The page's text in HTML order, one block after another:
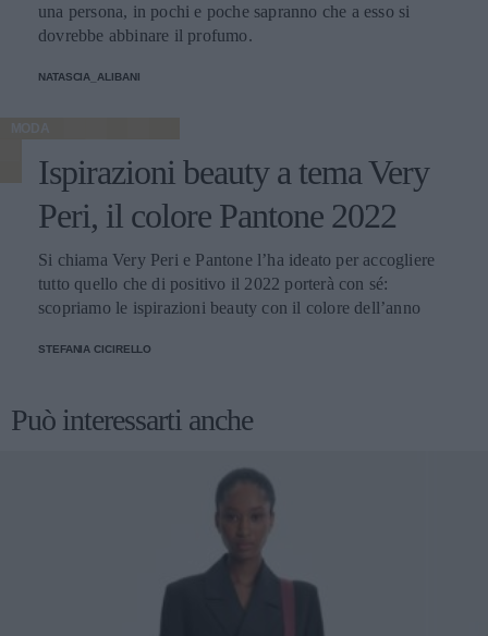
una persona, in pochi e poche sapranno che a esso si
dovrebbe abbinare il profumo.
NATASCIA_ALIBANI
MODA
Ispirazioni beauty a tema Very
Peri, il colore Pantone 2022
Si chiama Very Peri e Pantone l’ha ideato per accogliere
tutto quello che di positivo il 2022 porterà con sé:
scopriamo le ispirazioni beauty con il colore dell’anno
STEFANIA CICIRELLO
Può interessarti anche